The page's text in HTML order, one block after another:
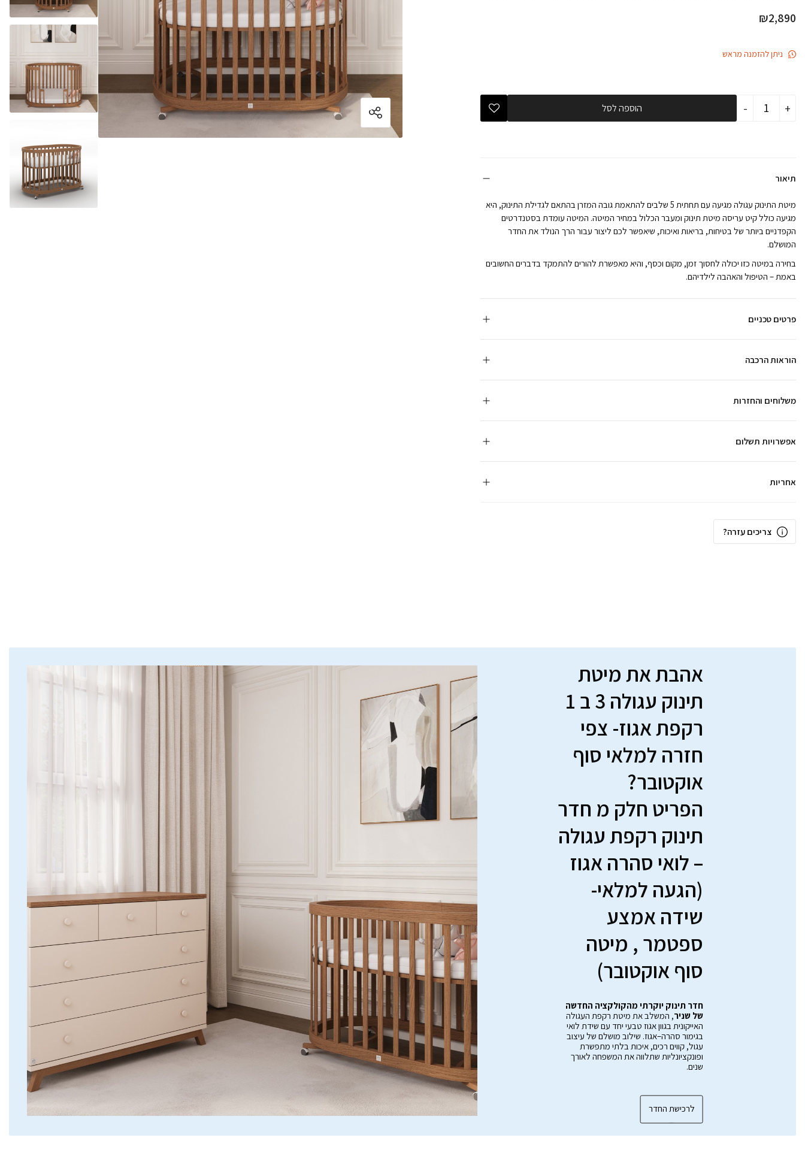
₪2,890
ניתן להזמנה מראש
-
כמות
מיטת
צפי
חזרה
למלאי
סוף
+ הוספה לסל
תיאור
מיטת התינוק עגולה מגיעה עם תחתית 5 שלבים להתאמת גובה המזרן בהתאם לגדילת התינוק, היא
מגיעה כולל קיט עריסה מיטת תינוק ומעבר הכלול במחיר המיטה. המיטה עומדת בסטנדרטים
הקפדניים ביותר של בטיחות, בריאות ואיכות, שיאפשר לכם ליצור עבור הרך הנולד את החדר
המושלם.
בחירה במיטה כזו יכולה לחסוך זמן, מקום וכסף, והיא מאפשרת להורים להתמקד בדברים החשובים
באמת – הטיפול והאהבה לילדיהם.
פרטים טכניים
הוראות הרכבה
משלוחים והחזרות
אפשרויות תשלום
אחריות
צריכים עזרה?
אהבת את מיטת
תינוק עגולה 3 ב 1
רקפת אגוז- צפי
חזרה למלאי סוף
אוקטובר?
הפריט חלק מ חדר
תינוק רקפת עגולה
– לואי סהרה אגוז
(הגעה למלאי-
שידה אמצע
ספטמר , מיטה
סוף אוקטובר)
חדר תינוק יוקרתי מהקולקציה החדשה
של שניר, המשלב את מיטת רקפת העגולה
האייקונית בגוון אגוז טבעי יחד עם שידת לואי
בגימור סהרה–אגוז. שילוב מושלם של עיצוב
עגול, קווים רכים, איכות בלתי מתפשרת
ופונקציונליות שתלווה את המשפחה לאורך
שנים.
לרכישת החדר